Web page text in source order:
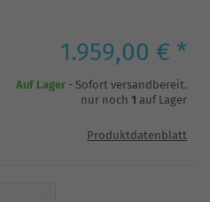
1.959,00 € *
Auf Lager - Sofort versandbereit.
nur noch 1 auf Lager
Produktdatenblatt